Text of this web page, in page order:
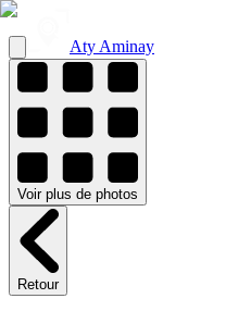
Aty Aminay
Voir plus de photos
Retour